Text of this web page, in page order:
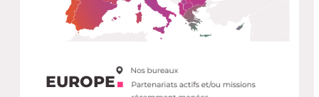
EUROPE